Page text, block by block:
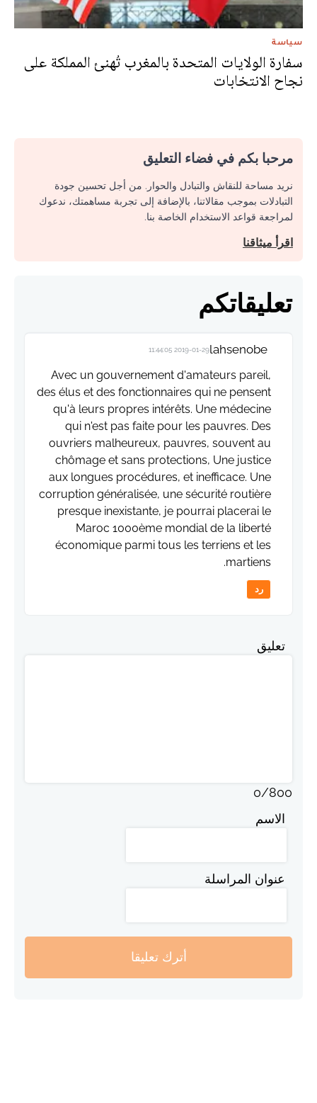
سياسة
سفارة الولايات المتحدة بالمغرب تُهنئ المملكة على
نجاح الانتخابات
مرحبا بكم في فضاء التعليق
نريد مساحة للنقاش والتبادل والحوار. من أجل تحسين جودة
التبادلات بموجب مقالاتنا، بالإضافة إلى تجربة مساهمتك، ندعوك
لمراجعة قواعد الاستخدام الخاصة بنا.
اقرأ ميثاقنا
تعليقاتكم
lahsenobe
2019-01-29 11:44:05
Avec un gouvernement d'amateurs pareil,
des élus et des fonctionnaires qui ne pensent
qu'à leurs propres intérêts. Une médecine
qui n'est pas faite pour les pauvres. Des
ouvriers malheureux, pauvres, souvent au
chômage et sans protections, Une justice
aux longues procédures, et inefficace. Une
corruption généralisée, une sécurité routière
presque inexistante, je pourrai placerai le
Maroc 1000ème mondial de la liberté
économique parmi tous les terriens et les
martiens.
رد
تعليق
0/800
الاسم
عنوان المراسلة
أترك تعليقا